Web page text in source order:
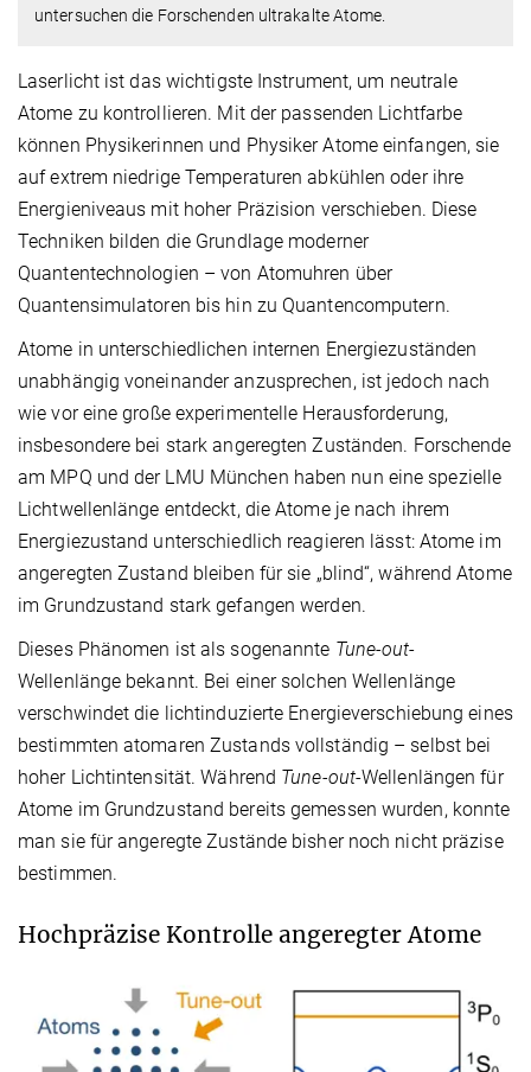
untersuchen die Forschenden ultrakalte Atome.
Laserlicht ist das wichtigste Instrument, um neutrale
Atome zu kontrollieren. Mit der passenden Lichtfarbe
können Physikerinnen und Physiker Atome einfangen, sie
auf extrem niedrige Temperaturen abkühlen oder ihre
Energieniveaus mit hoher Präzision verschieben. Diese
Techniken bilden die Grundlage moderner
Quantentechnologien – von Atomuhren über
Quantensimulatoren bis hin zu Quantencomputern.
Atome in unterschiedlichen internen Energiezuständen
unabhängig voneinander anzusprechen, ist jedoch nach
wie vor eine große experimentelle Herausforderung,
insbesondere bei stark angeregten Zuständen. Forschende
am MPQ und der LMU München haben nun eine spezielle
Lichtwellenlänge entdeckt, die Atome je nach ihrem
Energiezustand unterschiedlich reagieren lässt: Atome im
angeregten Zustand bleiben für sie „blind“, während Atome
im Grundzustand stark gefangen werden.
Dieses Phänomen ist als sogenannte Tune-out-
Wellenlänge bekannt. Bei einer solchen Wellenlänge
verschwindet die lichtinduzierte Energieverschiebung eines
bestimmten atomaren Zustands vollständig – selbst bei
hoher Lichtintensität. Während Tune-out-Wellenlängen für
Atome im Grundzustand bereits gemessen wurden, konnte
man sie für angeregte Zustände bisher noch nicht präzise
bestimmen.
Hochpräzise Kontrolle angeregter Atome